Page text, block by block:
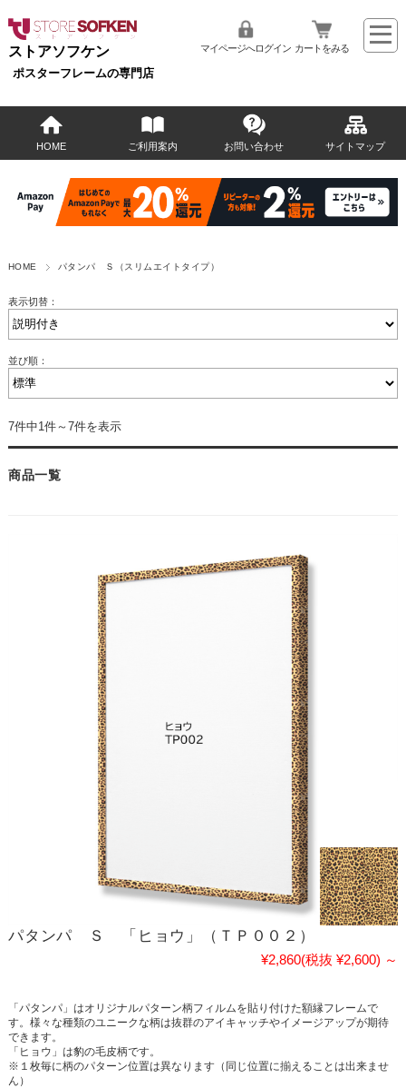
ストアソフケン
ポスターフレームの専門店
マイページへログイン カートをみる
HOME ご利用案内 お問い合わせ サイトマップ
HOME パタンパ Ｓ（スリムエイトタイプ）
表示切替：
並び順：
7件中1件～7件を表示
商品一覧
パタンパ Ｓ 「ヒョウ」（ＴＰ００２）
¥2,860(税抜 ¥2,600) ～
「パタンパ」はオリジナルパターン柄フィルムを貼り付けた額縁フレームで
す。様々な種類のユニークな柄は抜群のアイキャッチやイメージアップが期待
できます。
「ヒョウ」は豹の毛皮柄です。
※１枚毎に柄のパターン位置は異なります（同じ位置に揃えることは出来ませ
ん）